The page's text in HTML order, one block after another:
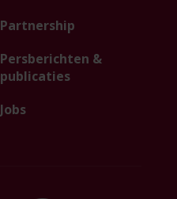
Partnership
Persberichten &
publicaties
Jobs